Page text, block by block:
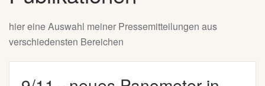
hier eine Auswahl meiner Pressemitteilungen aus
verschiedensten Bereichen